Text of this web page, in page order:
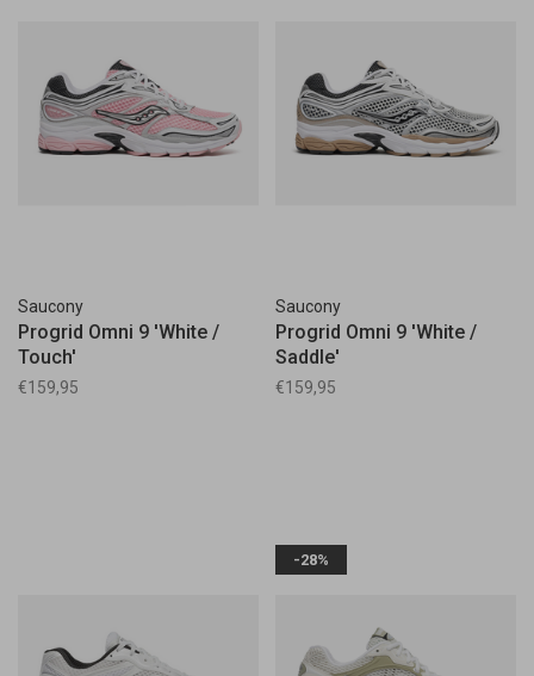
Saucony
Progrid Omni 9 'White /
Touch'
€159,95
Saucony
Progrid Omni 9 'White /
Saddle'
€159,95
-28%